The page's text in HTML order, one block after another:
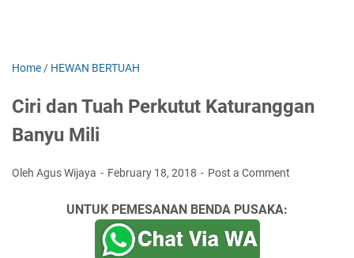
Home / HEWAN BERTUAH
Ciri dan Tuah Perkutut Katuranggan
Banyu Mili
Oleh Agus Wijaya February 18, 2018 Post a Comment
UNTUK PEMESANAN BENDA PUSAKA: